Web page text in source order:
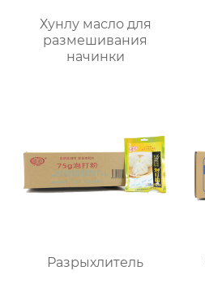
Хунлу масло для
размешивания
начинки
Разрыхлитель